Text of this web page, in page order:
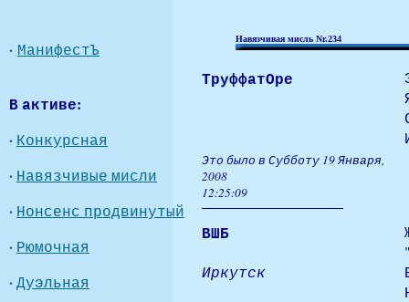
· МанифестЪ
В активе:
· Конкурсная
· Навязчивые мисли
· Нонсенс продвинутый
· Рюмочная
·Дуэльная
Навязчивая мисль Nr.234
ТруффатОре
Это было в Субботу 19 Января,
2008
12:25:09
ВШБ
Иркутск